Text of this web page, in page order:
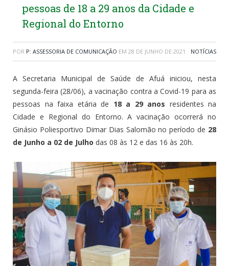
pessoas de 18 a 29 anos da Cidade e
Regional do Entorno
POR P: ASSESSORIA DE COMUNICAÇÃO EM 28 DE JUNHO DE 2021 NOTÍCIAS
A Secretaria Municipal de Saúde de Afuá iniciou, nesta
segunda-feira (28/06), a vacinação contra a Covid-19 para as
pessoas na faixa etária de 18 a 29 anos residentes na
Cidade e Regional do Entorno. A vacinação ocorrerá no
Ginásio Poliesportivo Dimar Dias Salomão no período de 28
de Junho a 02 de Julho das 08 às 12 e das 16 às 20h.